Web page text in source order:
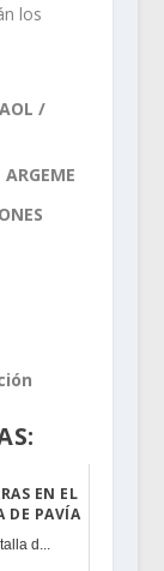
los
/
EN EL
DE PAVÍA
d...